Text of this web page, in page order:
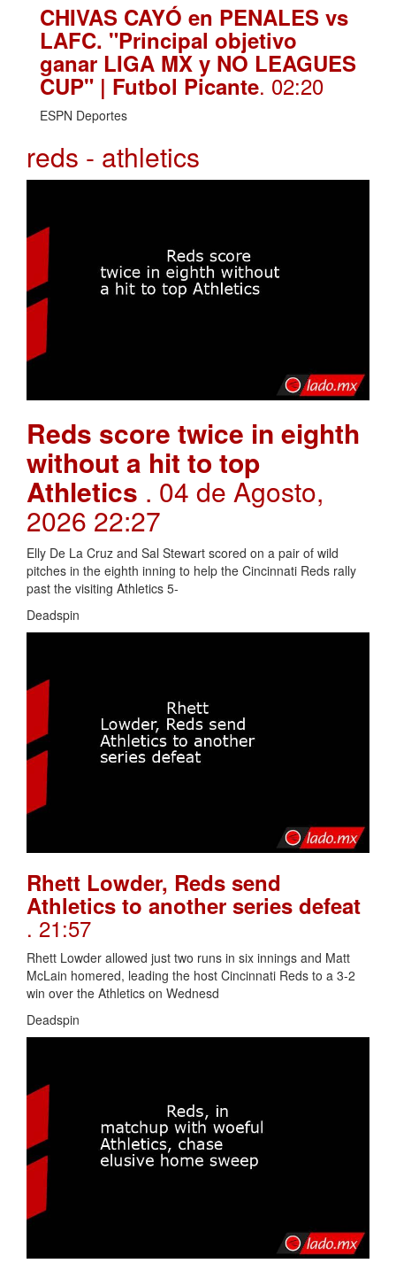
CHIVAS CAYÓ en PENALES vs
LAFC. "Principal objetivo
ganar LIGA MX y NO LEAGUES
CUP" | Futbol Picante. 02:20
ESPN Deportes
reds - athletics
Reds score twice in eighth
without a hit to top
Athletics . 04 de Agosto,
2026 22:27
Elly De La Cruz and Sal Stewart scored on a pair of wild
pitches in the eighth inning to help the Cincinnati Reds rally
past the visiting Athletics 5-
Deadspin
Rhett Lowder, Reds send
Athletics to another series defeat
. 21:57
Rhett Lowder allowed just two runs in six innings and Matt
McLain homered, leading the host Cincinnati Reds to a 3-2
win over the Athletics on Wednesd
Deadspin